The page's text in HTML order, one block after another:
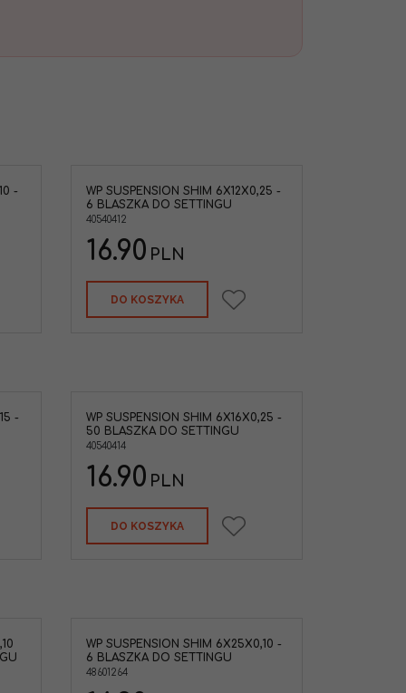
-
WP SUSPENSION SHIM 6X12X0,25 -
6 BLASZKA DO SETTINGU
40540412
16.90 PLN
DO KOSZYKA
-
WP SUSPENSION SHIM 6X16X0,25 -
50 BLASZKA DO SETTINGU
40540414
16.90 PLN
DO KOSZYKA
WP SUSPENSION SHIM 6X25X0,10 -
6 BLASZKA DO SETTINGU
48601264